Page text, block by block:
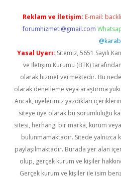
Reklam ve İletişim: E-mail:
forumhizmeti@gmail.com
Yasal Uyarı: Sitemiz, 5651 Sayılı
ve İletişim Kurumu (BTK)
olarak hizmet vermektedir. Bu
olarak denetleme veya araştırma
Ancak, üyelerimiz yazdıkları
siteye üye olarak bu sorumluluğu
sitesi, herhangi bir marka, kurum
bulunmamaktadır. Sitede yalnızca
paylaşılmaktadır. Burada yer alan
olup, gerçek kurum ve kişiler
Gerçek kurum ve kişiler ile isim